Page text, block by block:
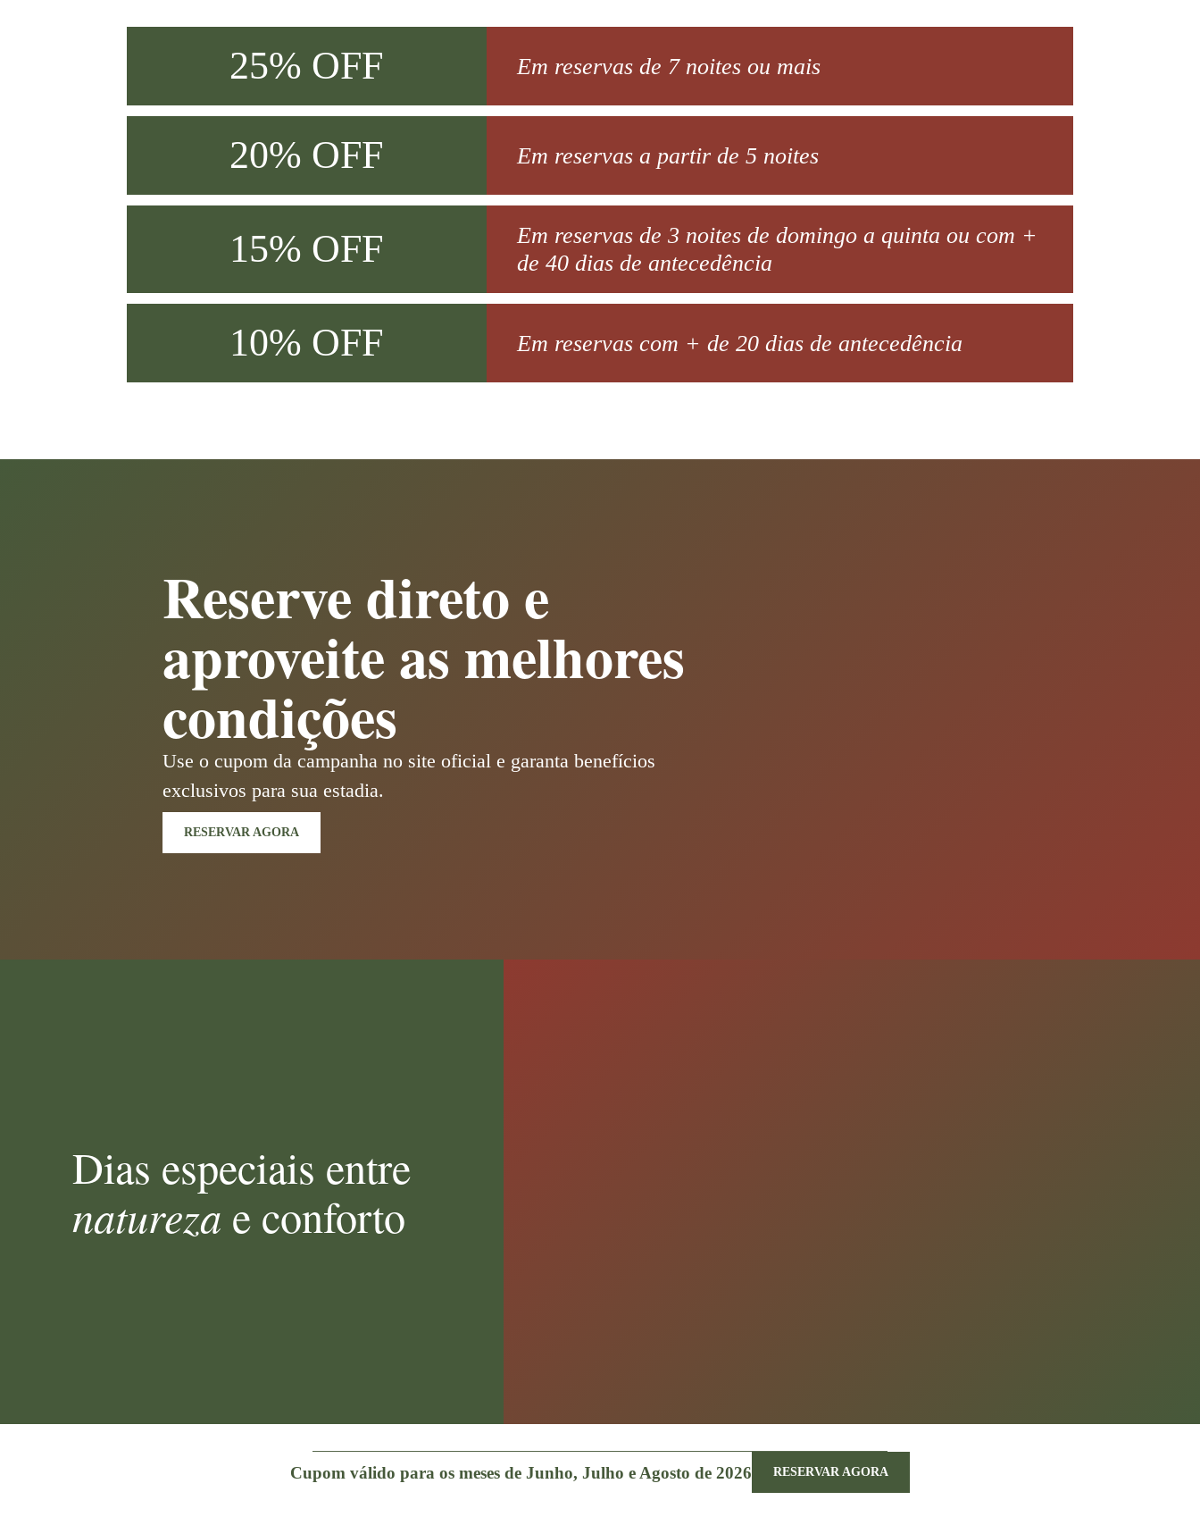
25% OFF Em reservas de 7 noites ou mais
20% OFF Em reservas a partir de 5 noites
15% OFF
Em reservas de 3 noites de domingo a quinta ou com +
de 40 dias de antecedência
10% OFF Em reservas com + de 20 dias de antecedência
Reserve direto e
aproveite as melhores
condições
Use o cupom da campanha no site oficial e garanta benefícios
exclusivos para sua estadia.
RESERVAR AGORA
Dias especiais entre
natureza e conforto
Cupom válido para os meses de Junho, Julho e Agosto de 2026 RESERVAR AGORA